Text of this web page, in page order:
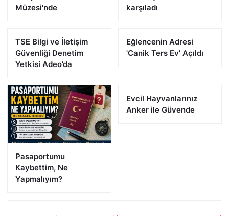
Müzesi'nde
karşıladı
TSE Bilgi ve İletişim
Güvenliği Denetim
Yetkisi Adeo’da
Eğlencenin Adresi
'Canik Ters Ev' Açıldı
Pasaportumu
Kaybettim, Ne
Yapmalıyım?
Evcil Hayvanlarınız
Anker ile Güvende